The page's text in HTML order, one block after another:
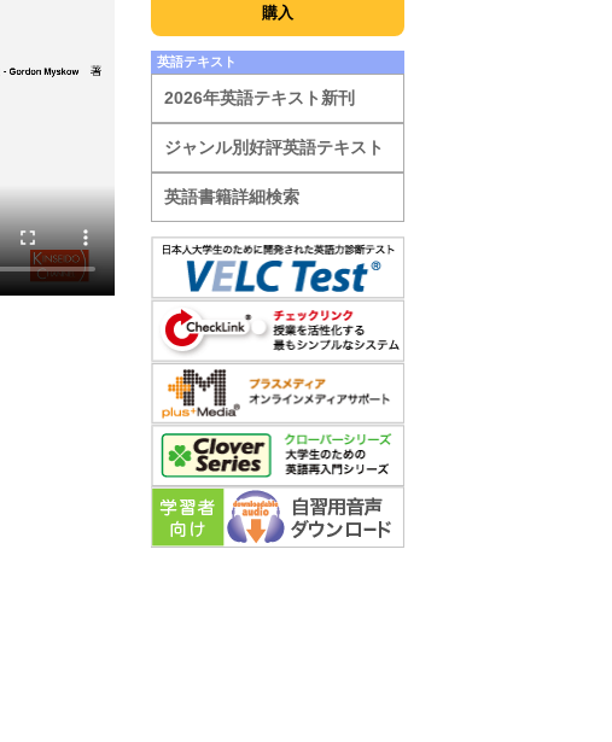
購入
英語テキスト
2026年英語テキスト新刊
ジャンル別好評英語テキスト
英語書籍詳細検索